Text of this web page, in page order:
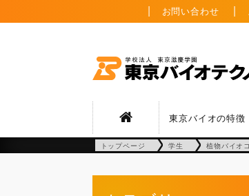
お問い合わせ
東京バイオの特徴
トップページ 学生 植物バイオ